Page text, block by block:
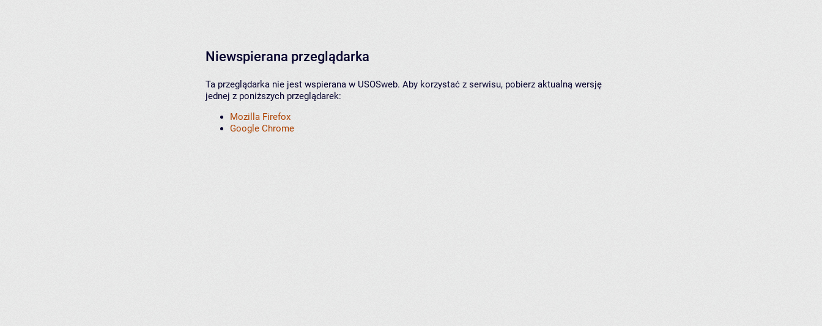
Niewspierana przeglądarka
Ta przeglądarka nie jest wspierana w USOSweb. Aby korzystać z serwisu, pobierz aktualną wersję
jednej z poniższych przeglądarek:
Mozilla Firefox
Google Chrome